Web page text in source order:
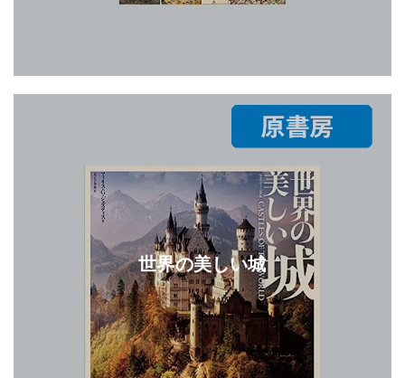
世界の美しい城